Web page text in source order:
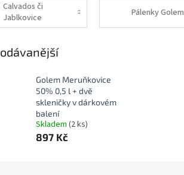
Calvados či
Jablkovice
Pálenky Golem
Golem Meruňkovice
50% 0,5 l + dvě
skleničky v dárkovém
balení
Skladem (2 ks)
897 Kč